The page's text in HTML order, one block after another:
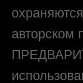
авторском